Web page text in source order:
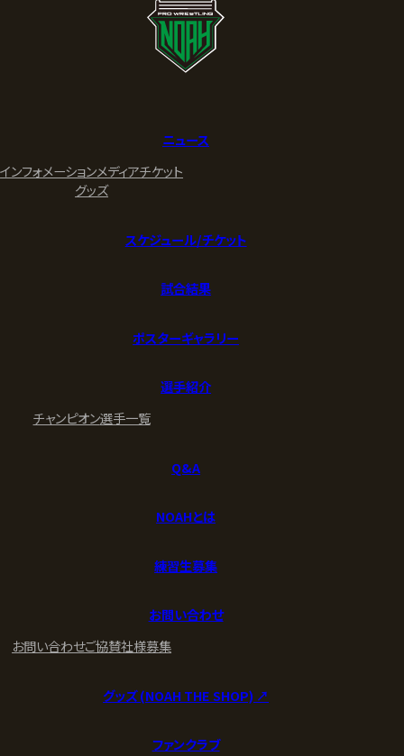
ニュース
インフォメーションメディアチケット
グッズ
スケジュール/チケット
試合結果
ポスターギャラリー
選手紹介
チャンピオン選手一覧
Q&A
NOAHとは
練習生募集
お問い合わせ
お問い合わせご協賛社様募集
グッズ (NOAH THE SHOP) ↗︎
ファンクラブ